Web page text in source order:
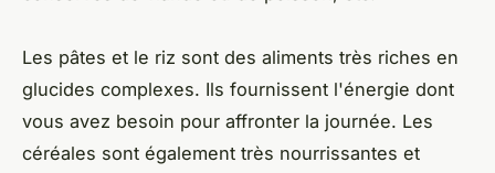
Les pâtes et le riz sont des aliments très riches en
glucides complexes. Ils fournissent l'énergie dont
vous avez besoin pour affronter la journée. Les
céréales sont également très nourrissantes et